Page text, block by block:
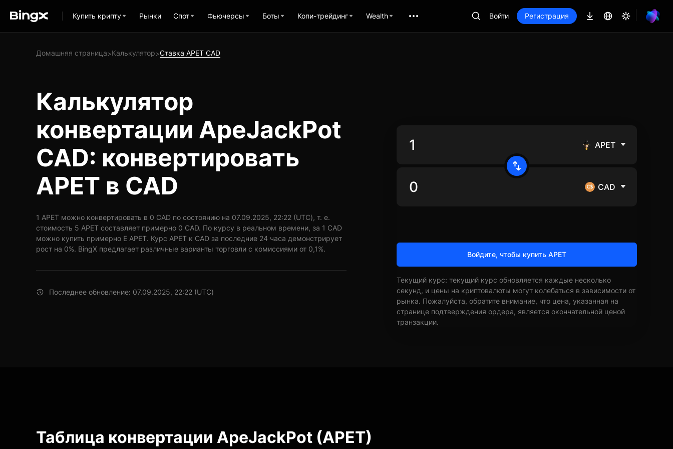
Купить крипту Рынки Спот Фьючерсы Боты Копи-трейдинг Wealth Войти Регистрация
Домашняя страница>Калькулятор>Ставка APET CAD
Калькулятор
конвертации ApeJackPot
CAD: конвертировать
APET в CAD
1 APET можно конвертировать в 0 CAD по состоянию на 07.09.2025, 22:22 (UTC), т. е.
стоимость 5 APET составляет примерно 0 CAD. По курсу в реальном времени, за 1 CAD
можно купить примерно E APET. Курс APET к CAD за последние 24 часа демонстрирует
рост на 0%. BingX предлагает различные варианты торговли с комиссиями от 0,1%.
Последнее обновление: 07.09.2025, 22:22 (UTC)
APET
CAD
Войдите, чтобы купить APET
Текущий курс: текущий курс обновляется каждые несколько
секунд, и цены на криптовалюты могут колебаться в зависимости от
рынка. Пожалуйста, обратите внимание, что цена, указанная на
странице подтверждения ордера, является окончательной ценой
транзакции.
Таблица конвертации ApeJackPot (APET)